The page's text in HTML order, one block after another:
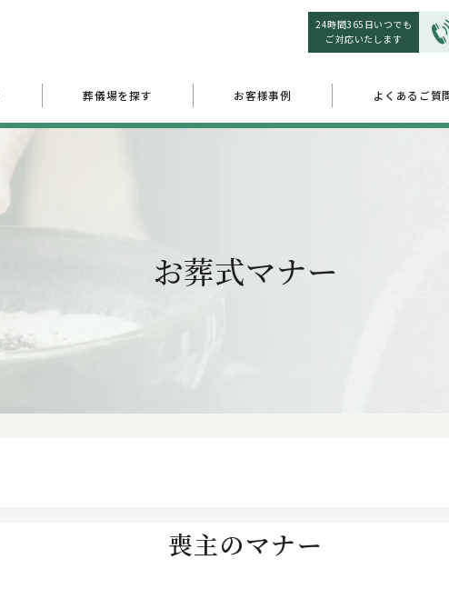
24時間365日いつでも
ご対応いたします
葬儀場を探す お客様事例 よくあるご質
お葬式マナー
喪主のマナー